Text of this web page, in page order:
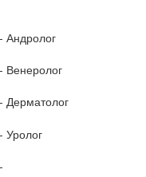
Андролог
Венеролог
Дерматолог
Уролог